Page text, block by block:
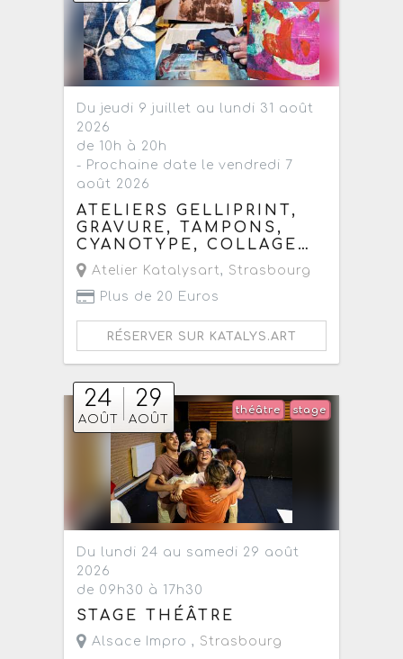
Du jeudi 9 juillet au lundi 31 août
2026
de 10h à 20h
- Prochaine date le vendredi 7
août 2026
ATELIERS GELLIPRINT,
GRAVURE, TAMPONS,
CYANOTYPE, COLLAGE…
Atelier Katalysart, Strasbourg
Plus de 20 Euros
RÉSERVER SUR KATALYS.ART
24
AOÛT
29
AOÛT
stage
théâtre
Du lundi 24 au samedi 29 août
2026
de 09h30 à 17h30
STAGE THÉÂTRE
Alsace Impro , Strasbourg